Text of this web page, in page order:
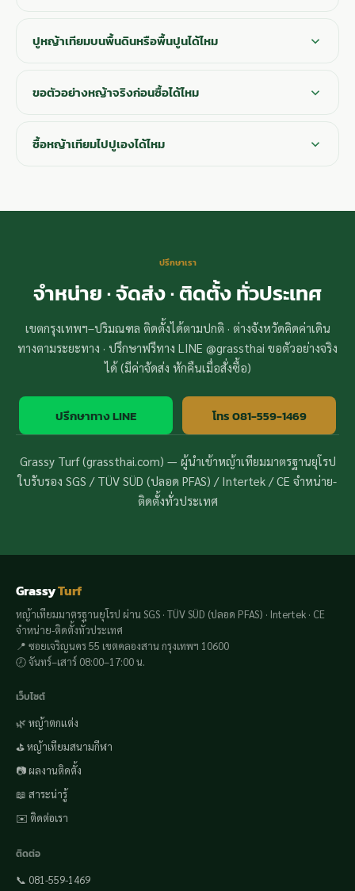
ปูหญ้าเทียมบนพื้นดินหรือพื้นปูนได้ไหม
ขอตัวอย่างหญ้าจริงก่อนซื้อได้ไหม
ซื้อหญ้าเทียมไปปูเองได้ไหม
ปรึกษาเรา
จำหน่าย · จัดส่ง · ติดตั้ง ทั่วประเทศ
เขตกรุงเทพฯ–ปริมณฑล ติดตั้งได้ตามปกติ · ต่างจังหวัดคิดค่าเดิน
ทางตามระยะทาง · ปรึกษาฟรีทาง LINE @grassthai ขอตัวอย่างจริง
ได้ (มีค่าจัดส่ง หักคืนเมื่อสั่งซื้อ)
ปรึกษาทาง LINE โทร 081-559-1469
Grassy Turf (grassthai.com) — ผู้นำเข้าหญ้าเทียมมาตรฐานยุโรป
ใบรับรอง SGS / TÜV SÜD (ปลอด PFAS) / Intertek / CE จำหน่าย-
ติดตั้งทั่วประเทศ
GrassyTurf
หญ้าเทียมมาตรฐานยุโรป ผ่าน SGS · TÜV SÜD (ปลอด PFAS) · Intertek · CE
จำหน่าย-ติดตั้งทั่วประเทศ
📍 ซอยเจริญนคร 55 เขตคลองสาน กรุงเทพฯ 10600
🕗 จันทร์–เสาร์ 08:00–17:00 น.
เว็บไซต์
🌿 หญ้าตกแต่ง
⛳ หญ้าเทียมสนามกีฬา
📷 ผลงานติดตั้ง
📖 สาระน่ารู้
✉️ ติดต่อเรา
ติดต่อ
📞 081-559-1469